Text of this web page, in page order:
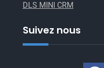
DLS MINI CRM
Suivez nous